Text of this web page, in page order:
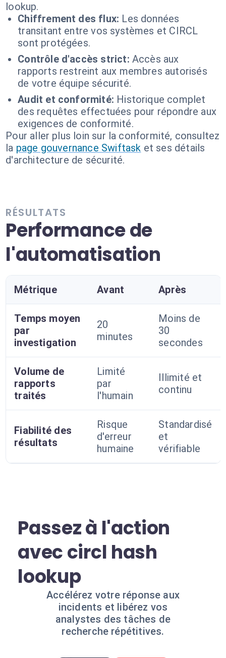
lookup.
Chiffrement des flux: Les données
transitant entre vos systèmes et CIRCL
sont protégées.
Contrôle d'accès strict: Accès aux
rapports restreint aux membres autorisés
de votre équipe sécurité.
Audit et conformité: Historique complet
des requêtes effectuées pour répondre aux
exigences de conformité.
Pour aller plus loin sur la conformité, consultez
la page gouvernance Swiftask et ses détails
d'architecture de sécurité.
RÉSULTATS
Performance de
l'automatisation
Métrique Avant Après
Temps moyen
par
investigation
20
minutes
Moins de
30
secondes
Volume de
rapports
traités
Limité
par
l'humain
Illimité et
continu
Fiabilité des
résultats
Risque
d'erreur
humaine
Standardisé
et
vérifiable
Passez à l'action
avec circl hash
lookup
Accélérez votre réponse aux
incidents et libérez vos
analystes des tâches de
recherche répétitives.